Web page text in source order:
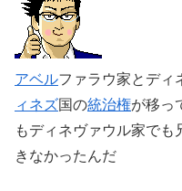
アベルファラウ家とディ
ィネズ国の統治権が移っ
もディネヴァウル家で
きなかったんだ